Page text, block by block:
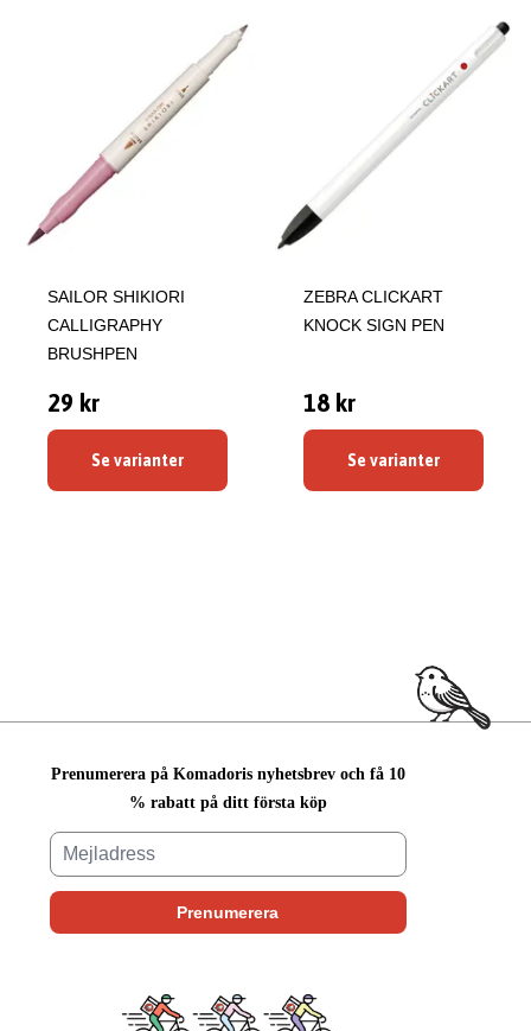
SAILOR SHIKIORI
CALLIGRAPHY
BRUSHPEN
29 kr
Se varianter
ZEBRA CLICKART
KNOCK SIGN PEN
18 kr
Se varianter
Prenumerera på Komadoris nyhetsbrev och få 10
% rabatt på ditt första köp